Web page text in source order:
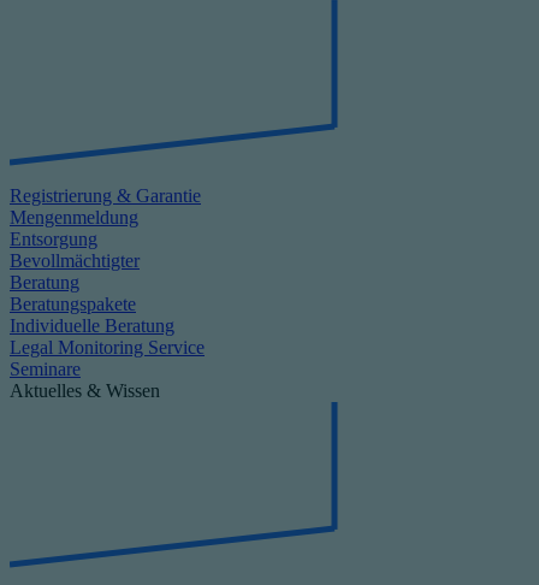
Registrierung & Garantie
Mengenmeldung
Entsorgung
Bevollmächtigter
Beratung
Beratungspakete
Individuelle Beratung
Legal Monitoring Service
Seminare
Aktuelles & Wissen